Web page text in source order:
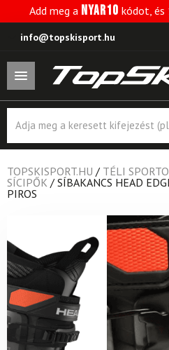
Add meg a NYAR10 kódot, és
info@topskisport.hu
search
TOPSKISPORT.HU / TÉLI
SÍCIPŐK / SÍBAKANCS HEAD
PIROS